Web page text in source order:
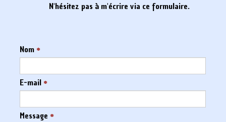
N'hésitez pas à m'écrire via ce formulaire.
Nom *
E-mail *
Message *